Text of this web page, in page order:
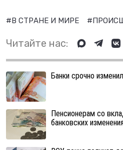
#В СТРАНЕ И МИРЕ
Читайте нас:
Банки срочно
Пенсионерам со
банковских